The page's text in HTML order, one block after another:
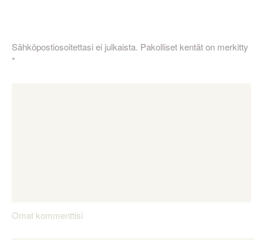
Sähköpostiosoitettasi ei julkaista. Pakolliset kentät on merkitty
*
Omat kommenttisi